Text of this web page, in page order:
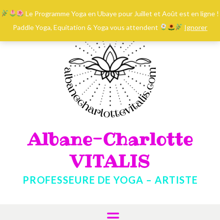
Le Programme Yoga en Ubaye pour Juillet et Août est en ligne !
Paddle Yoga, Equitation & Yoga vous attendent
Ignorer
principal
to
content
Albane-Charlotte
VITALIS
PROFESSEURE DE YOGA – ARTISTE